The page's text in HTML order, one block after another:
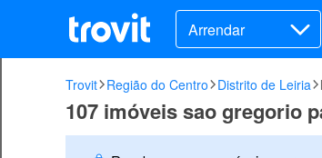
Arrendar
Trovit Região do Centro Distrito de Leiria
107 imóveis sao gregorio